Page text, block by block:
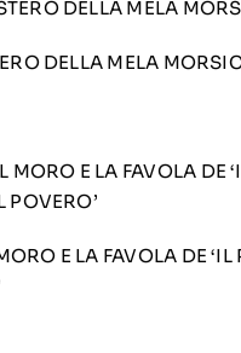
DELLA MELA
E LA FAVOLA DE ‘IL